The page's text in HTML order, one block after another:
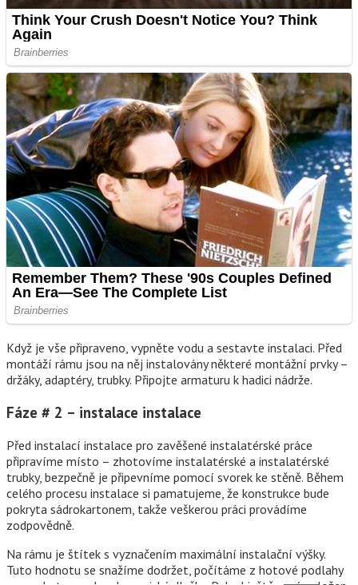
Když je vše připraveno, vypněte vodu a sestavte instalaci. Před
montáží rámu jsou na něj instalovány některé montážní prvky –
držáky, adaptéry, trubky. Připojte armaturu k hadici nádrže.
Fáze # 2 – instalace instalace
Před instalací instalace pro zavěšené instalatérské práce
připravíme místo – zhotovíme instalatérské a instalatérské
trubky, bezpečně je připevníme pomocí svorek ke stěně. Během
celého procesu instalace si pamatujeme, že konstrukce bude
pokryta sádrokartonem, takže veškerou práci provádíme
zodpovědně.
Na rámu je štítek s vyznačením maximální instalační výšky.
Tuto hodnotu se snažíme dodržet, počítáme z hotové podlahy